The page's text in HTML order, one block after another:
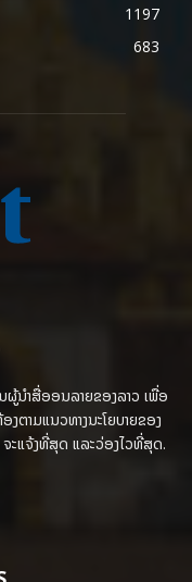
1197
683
ຜູ້ນຳສື່ອອນລາຍຂອງລາວ ເພື່ອ
ຕາມແນວທາງນະໂຍບາຍຂອງ
ແຈ້ງທີ່ສຸດ ແລະວ່ອງໄວທີ່ສຸດ.